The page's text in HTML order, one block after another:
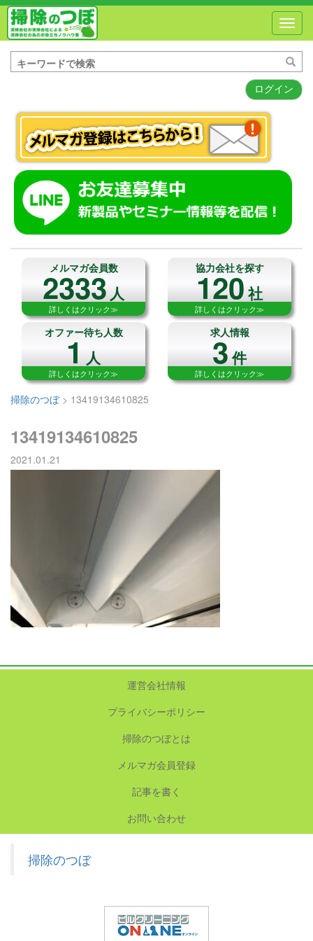
ログイン
メルマガ会員数
2333人
詳しくはクリック≫
協力会社を探す
120社
詳しくはクリック≫
オファー待ち人数
1人
詳しくはクリック≫
求人情報
3件
詳しくはクリック≫
掃除のつぼ> 13419134610825
13419134610825
2021.01.21
運営会社情報
プライバシーポリシー
掃除のつぼとは
メルマガ会員登録
記事を書く
お問い合わせ
掃除のつぼ